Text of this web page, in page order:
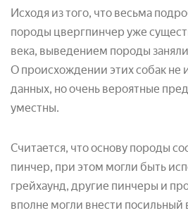
Исходя из того, что весьма
породы цвергпинчер уже
века, выведением породы
О происхождении этих собак не
данных, но очень вероятные
уместны.
Считается, что основу породы
пинчер, при этом могли быть
грейхаунд, другие пинчеры и
вполне могли внести посильный